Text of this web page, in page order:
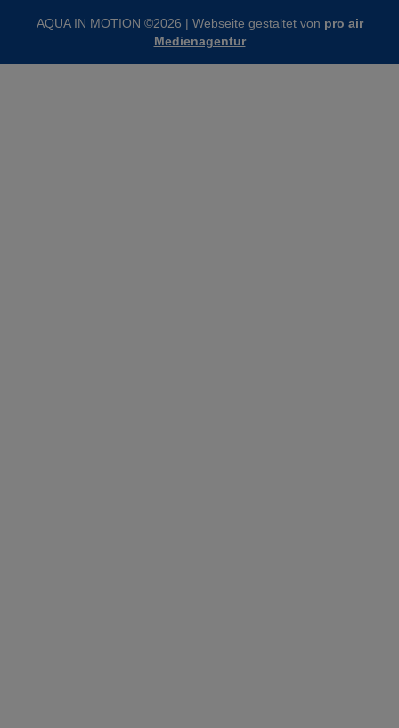
AQUA IN MOTION ©2026 | Webseite gestaltet von pro air
Medienagentur